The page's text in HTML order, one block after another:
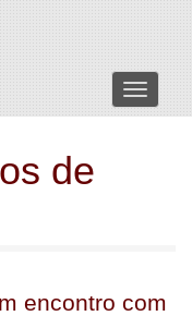
Menu
de
encontro com